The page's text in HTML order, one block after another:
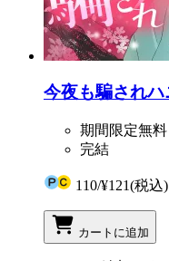
今夜も騙され
期間限定無料
完結
110/¥121(税込)
カートに追加